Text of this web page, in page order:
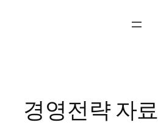
경영전략 자료